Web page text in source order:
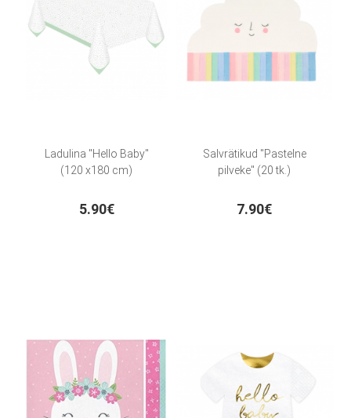
Ladulina "Hello Baby"
(120 x180 cm)
5.90€
Salvrätikud "Pastelne
pilveke" (20 tk.)
7.90€